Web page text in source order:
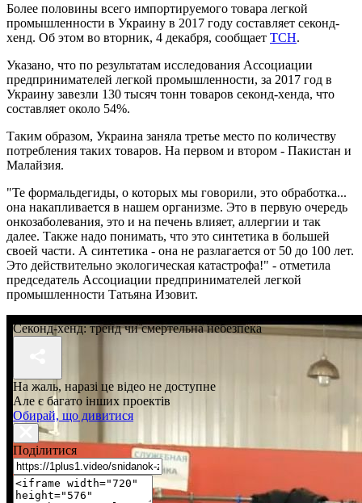
Более половины всего импортируемого товара легкой
промышленности в Украину в 2017 году составляет секонд-
хенд. Об этом во вторник, 4 декабря, сообщает ТСН.
Указано, что по результатам исследования Ассоциации
предпринимателей легкой промышленности, за 2017 год в
Украину завезли 130 тысяч тонн товаров секонд-хенда, что
составляет около 54%.
Таким образом, Украина заняла третье место по количеству
потребления таких товаров. На первом и втором - Пакистан и
Малайзия.
"Те формальдегиды, о которых мы говорили, это обработка...
она накапливается в нашем организме. Это в первую очередь
онкозаболевания, это и на печень влияет, аллергии и так
далее. Также надо понимать, что это синтетика в большей
своей части. А синтетика - она ​​не разлагается от 50 до 100 лет.
Это действительно экологическая катастрофа!" - отметила
председатель Ассоциации предпринимателей легкой
промышленности Татьяна Изовит.